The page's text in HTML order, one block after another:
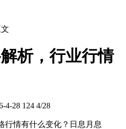
析，行业行情
4-28 124 4/28
行情有什么变化？日息月息